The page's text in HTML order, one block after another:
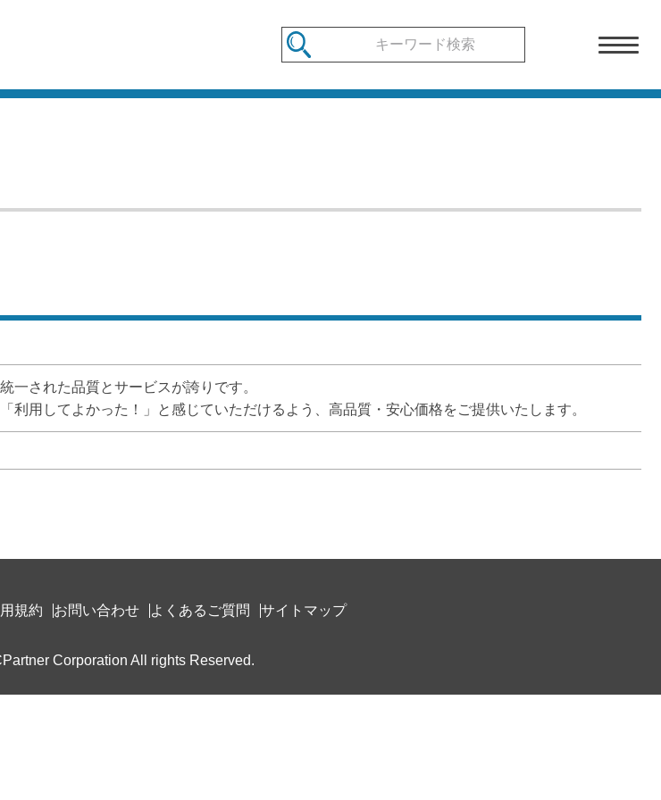
一された品質とサービスが誇りです。
利用してよかった！」と感じていただけるよう、高品質・安心価格をご提供いたします。
規約 お問い合わせ よくあるご質問 サイトマップ
Corporation All rights Reserved.